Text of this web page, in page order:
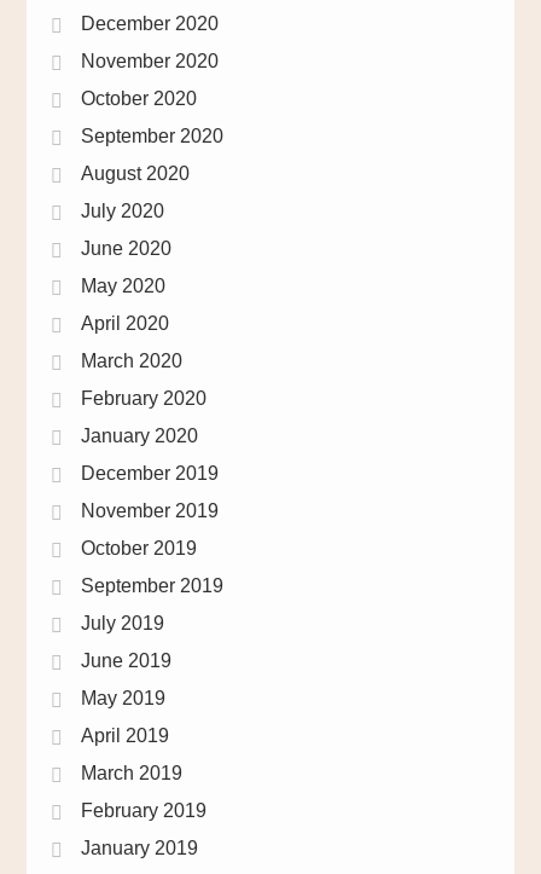
December 2020
November 2020
October 2020
September 2020
August 2020
July 2020
June 2020
May 2020
April 2020
March 2020
February 2020
January 2020
December 2019
November 2019
October 2019
September 2019
July 2019
June 2019
May 2019
April 2019
March 2019
February 2019
January 2019